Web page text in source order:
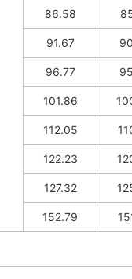
86.58
91.67
96.77
101.86
112.05
122.23
127.32
152.79